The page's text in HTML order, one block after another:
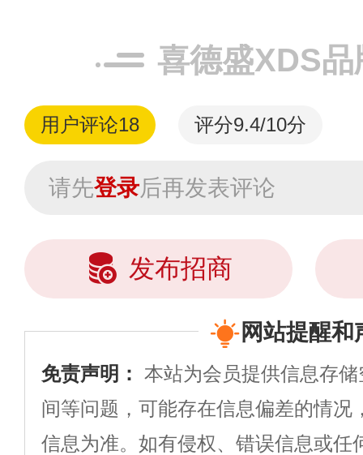
喜德盛XDS品
用户评论18 评分9.4/10分
请先登录后再发表评论
发布招商
网站提醒和
免责声明： 本站为会员提供信息存
间等问题，可能存在信息偏差的情况
信息为准。如有侵权、错误信息或任